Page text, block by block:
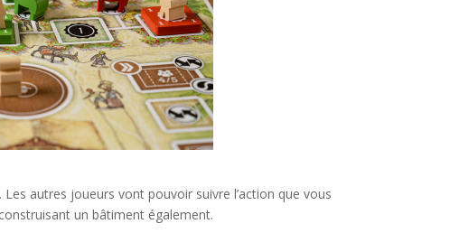
Les autres joueurs vont pouvoir suivre l’action que vous
un bâtiment également.